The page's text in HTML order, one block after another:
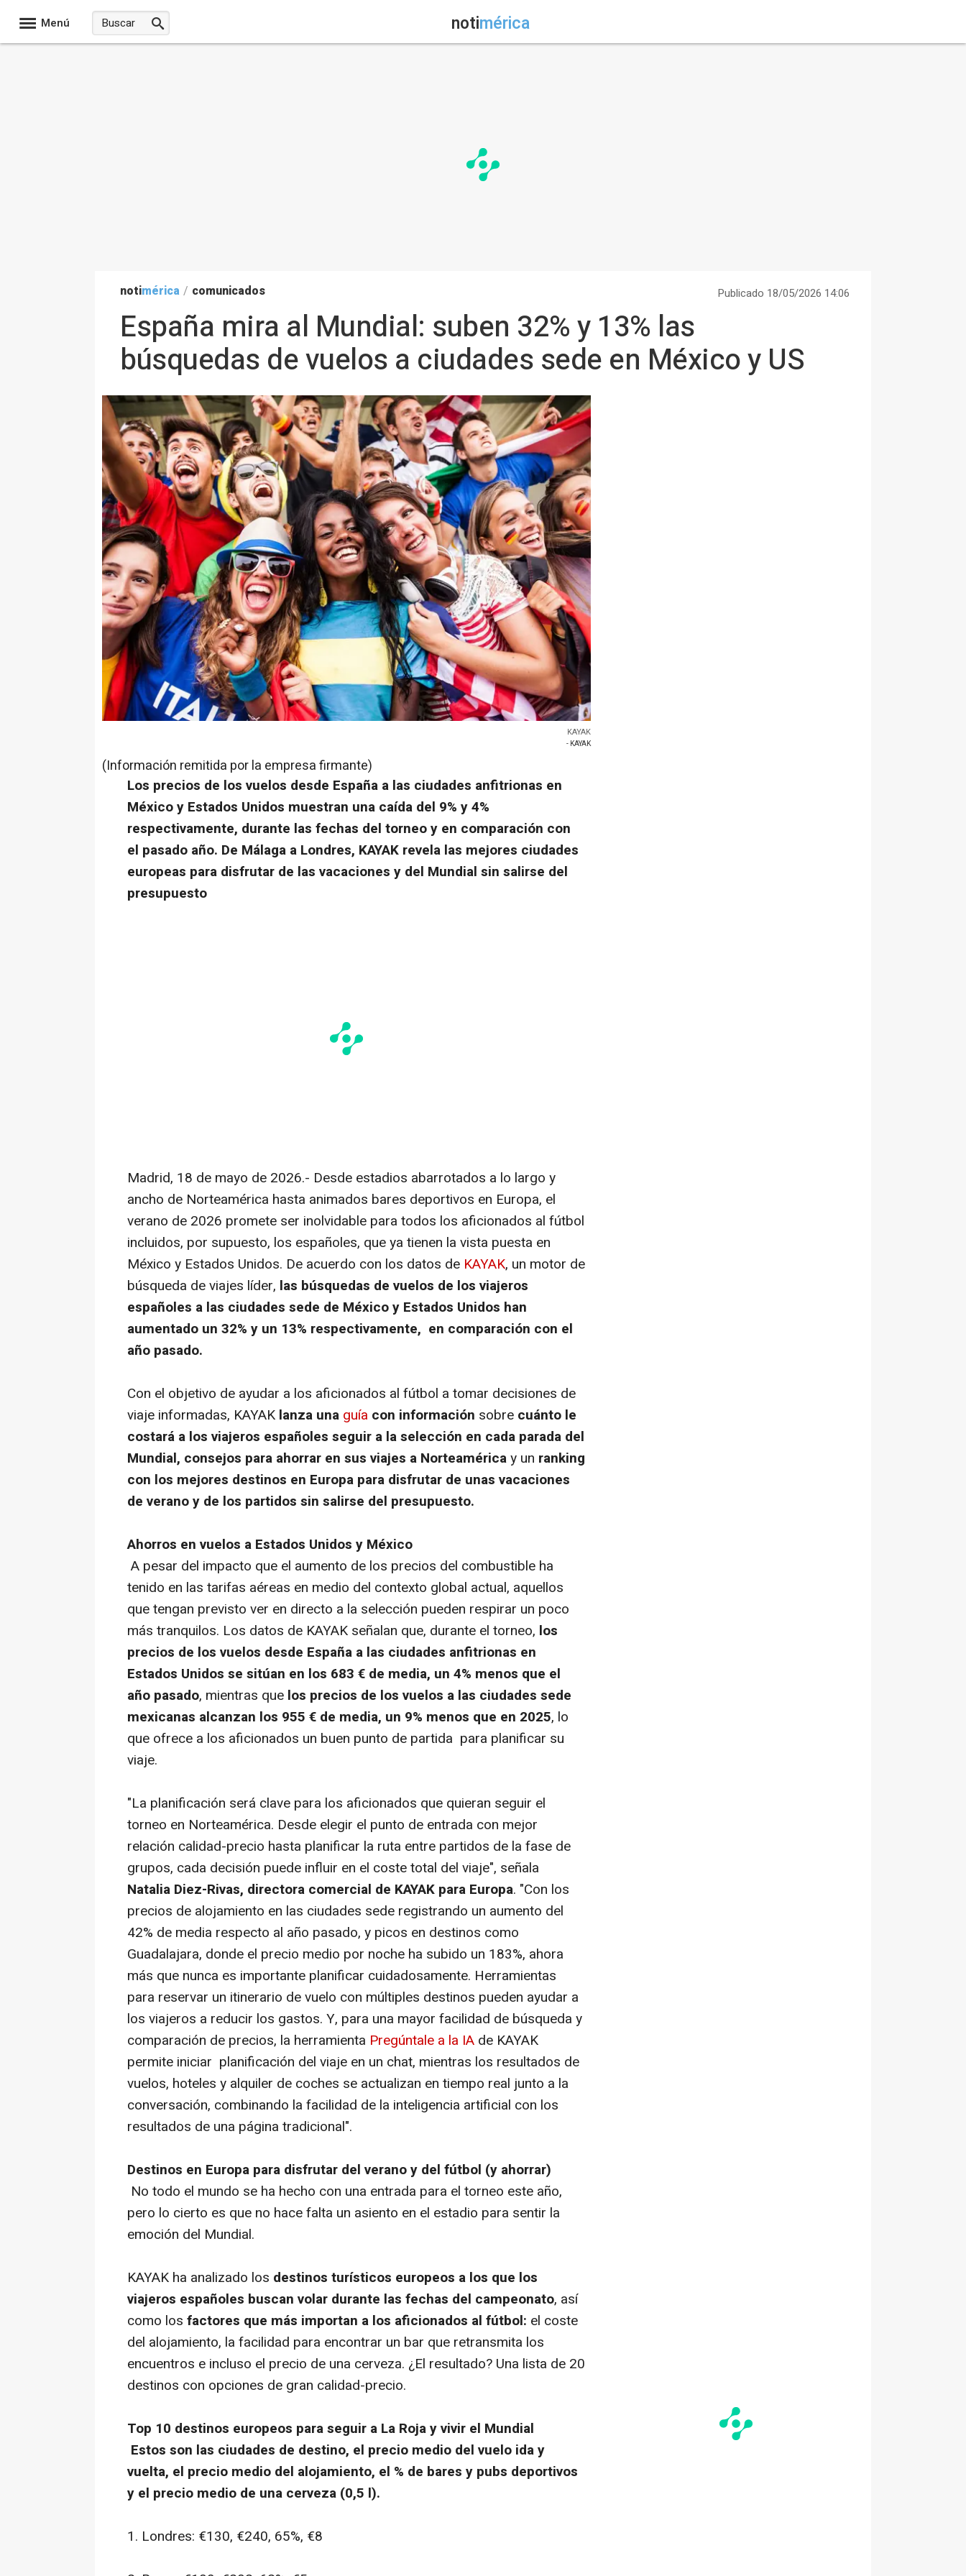
Menú notimérica
notimérica / comunicados Publicado 18/05/2026 14:06
España mira al Mundial: suben 32% y 13% las
búsquedas de vuelos a ciudades sede en México y US
KAYAK
- KAYAK
(Información remitida por la empresa firmante)
Los precios de los vuelos desde España a las ciudades anfitrionas en
México y Estados Unidos muestran una caída del 9% y 4%
respectivamente, durante las fechas del torneo y en comparación con
el pasado año. De Málaga a Londres, KAYAK revela las mejores ciudades
europeas para disfrutar de las vacaciones y del Mundial sin salirse del
presupuesto
Madrid, 18 de mayo de 2026.- Desde estadios abarrotados a lo largo y
ancho de Norteamérica hasta animados bares deportivos en Europa, el
verano de 2026 promete ser inolvidable para todos los aficionados al fútbol
incluidos, por supuesto, los españoles, que ya tienen la vista puesta en
México y Estados Unidos. De acuerdo con los datos de KAYAK, un motor de
búsqueda de viajes líder, las búsquedas de vuelos de los viajeros
españoles a las ciudades sede de México y Estados Unidos han
aumentado un 32% y un 13% respectivamente, en comparación con el
año pasado.
Con el objetivo de ayudar a los aficionados al fútbol a tomar decisiones de
viaje informadas, KAYAK lanza una guía con información sobre cuánto le
costará a los viajeros españoles seguir a la selección en cada parada del
Mundial, consejos para ahorrar en sus viajes a Norteaméricay un ranking
con los mejores destinos en Europa para disfrutar de unas vacaciones
de verano y de los partidos sin salirse del presupuesto.
Ahorros en vuelos a Estados Unidos y México
A pesar del impacto que el aumento de los precios del combustible ha
tenido en las tarifas aéreas en medio del contexto global actual, aquellos
que tengan previsto ver en directo a la selección pueden respirar un poco
más tranquilos. Los datos de KAYAK señalan que, durante el torneo, los
precios de los vuelos desde España a las ciudades anfitrionas en
Estados Unidos se sitúan en los 683 € de media, un 4% menos que el
año pasado, mientras que los precios de los vuelos a las ciudades sede
mexicanas alcanzan los 955 € de media, un 9% menos que en 2025, lo
que ofrece a los aficionados un buen punto de partida para planificar su
viaje.
"La planificación será clave para los aficionados que quieran seguir el
torneo en Norteamérica. Desde elegir el punto de entrada con mejor
relación calidad-precio hasta planificar la ruta entre partidos de la fase de
grupos, cada decisión puede influir en el coste total del viaje", señala
Natalia Diez-Rivas, directora comercial de KAYAK para Europa. "Con los
precios de alojamiento en las ciudades sede registrando un aumento del
42% de media respecto al año pasado, y picos en destinos como
Guadalajara, donde el precio medio por noche ha subido un 183%, ahora
más que nunca es importante planificar cuidadosamente. Herramientas
para reservar un itinerario de vuelo con múltiples destinos pueden ayudar a
los viajeros a reducir los gastos. Y, para una mayor facilidad de búsqueda y
comparación de precios, la herramienta Pregúntale a la IA de KAYAK
permite iniciar planificación del viaje en un chat, mientras los resultados de
vuelos, hoteles y alquiler de coches se actualizan en tiempo real junto a la
conversación, combinando la facilidad de la inteligencia artificial con los
resultados de una página tradicional".
Destinos en Europa para disfrutar del verano y del fútbol (y ahorrar)
No todo el mundo se ha hecho con una entrada para el torneo este año,
pero lo cierto es que no hace falta un asiento en el estadio para sentir la
emoción del Mundial.
KAYAK ha analizado los destinos turísticos europeos a los que los
viajeros españoles buscan volar durante las fechas del campeonato, así
como los factores que más importan a los aficionados al fútbol: el coste
del alojamiento, la facilidad para encontrar un bar que retransmita los
encuentros e incluso el precio de una cerveza. ¿El resultado? Una lista de 20
destinos con opciones de gran calidad-precio.
Top 10 destinos europeos para seguir a La Roja y vivir el Mundial
Estos son las ciudades de destino, el precio medio del vuelo ida y
vuelta, el precio medio del alojamiento, el % de bares y pubs deportivos
y el precio medio de una cerveza (0,5 l).
1. Londres: €130, €240, 65%, €8